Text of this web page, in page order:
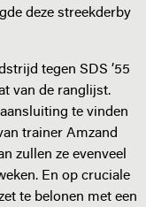
deze streekderby
tegen SDS ’55
van de ranglijst.
te vinden
trainer Amzand
zullen ze evenveel
En op cruciale
te belonen met een